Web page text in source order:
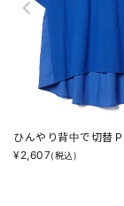
ひんやり背中で切替
¥2,607(税込)